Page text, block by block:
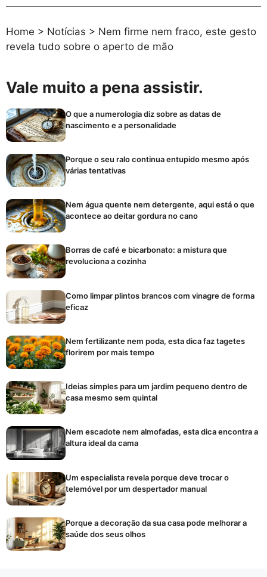
Home > Notícias > Nem firme nem fraco, este gesto
revela tudo sobre o aperto de mão
Vale muito a pena assistir.
O que a numerologia diz sobre as datas de
nascimento e a personalidade
Porque o seu ralo continua entupido mesmo após
várias tentativas
Nem água quente nem detergente, aqui está o que
acontece ao deitar gordura no cano
Borras de café e bicarbonato: a mistura que
revoluciona a cozinha
Como limpar plintos brancos com vinagre de forma
eficaz
Nem fertilizante nem poda, esta dica faz tagetes
florirem por mais tempo
Ideias simples para um jardim pequeno dentro de
casa mesmo sem quintal
Nem escadote nem almofadas, esta dica encontra a
altura ideal da cama
Um especialista revela porque deve trocar o
telemóvel por um despertador manual
Porque a decoração da sua casa pode melhorar a
saúde dos seus olhos